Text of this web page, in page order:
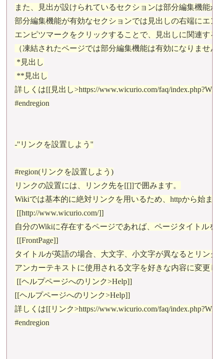
また、見出が設けられているセクションは部分編集機能
部分編集機能が有効なセクションでは見出しの右端にエ
エンピツマークをクリックすることで、見出しに関連す
（凍結されたページでは部分編集機能は有効になりませ
*見出し
**見出し
詳しくは[[見出し>https://www.wicurio.com/faq/
#endregion
-''リンクを設置しよう''
#region(リンクを設置しよう)
リンクの設置には、リンク先を[[]]で囲みます。
Wikiでは基本的に絶対リンクを用いるため、httpから始ま
[[http://www.wicurio.com/]]
自分のWikiに存在するページであれば、ページタイトル
[[FrontPage]]
タイトルが英語の場合、大文字、小文字が異なるとリン
アンカーテキストに使用される文字を好きな内容に変更
[[ヘルプページへのリンク>Help]]
[[ヘルプページへのリンク>Help]]
詳しくは[[リンク>https://www.wicurio.com/faq/
#endregion